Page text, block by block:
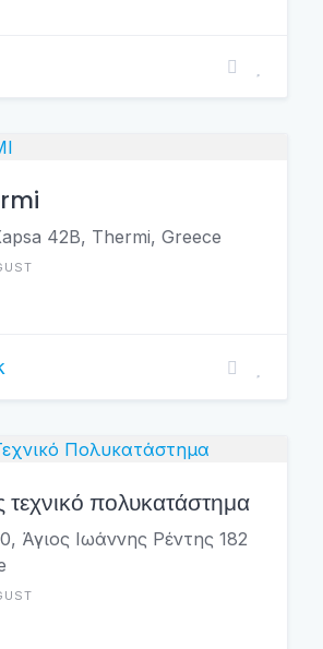
42B, Thermi, Greece
τεχνικό πολυκατάστημα
Άγιος Ιωάννης Ρέντης 182